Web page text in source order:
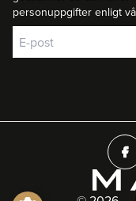
personuppgifter enligt